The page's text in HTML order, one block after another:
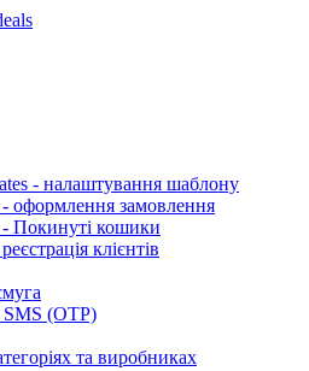
- налаштування шаблону
оформлення замовлення
- Покинуті кошики
клієнтів
SMS (OTP)
та виробниках